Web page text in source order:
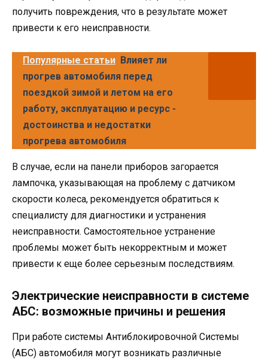
получить повреждения, что в результате может
привести к его неисправности.
Популярные статьи Влияет ли
прогрев автомобиля перед
поездкой зимой и летом на его
работу, эксплуатацию и ресурс -
достоинства и недостатки
прогрева автомобиля
В случае, если на панели приборов загорается
лампочка, указывающая на проблему с датчиком
скорости колеса, рекомендуется обратиться к
специалисту для диагностики и устранения
неисправности. Самостоятельное устранение
проблемы может быть некорректным и может
привести к еще более серьезным последствиям.
Электрические неисправности в системе
АБС: возможные причины и решения
При работе системы Антиблокировочной Системы
(АБС) автомобиля могут возникать различные